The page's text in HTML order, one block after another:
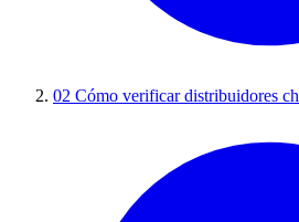
02 Cómo verificar distribuidores ch